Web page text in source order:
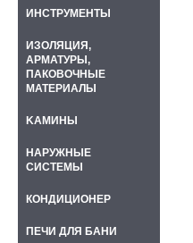
ИНСТРУМЕНТЫ
ИЗОЛЯЦИЯ,
АРМАТУРЫ,
ПАКОВОЧНЫЕ
МАТЕРИАЛЫ
KАМИНЫ
НАРУЖНЫЕ
СИСТЕМЫ
КОНДИЦИОНЕР
ПЕЧИ ДЛЯ БАНИ